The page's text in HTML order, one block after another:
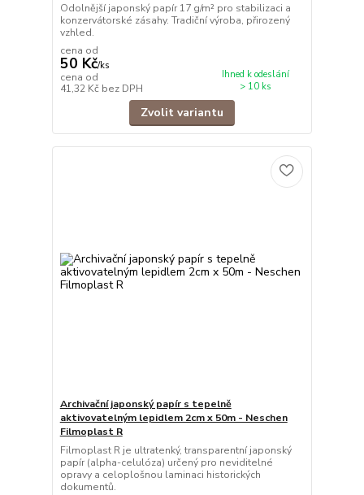
Odolnější japonský papír 17 g/m² pro stabilizaci a
konzervátorské zásahy. Tradiční výroba, přirozený
vzhled.
cena od
50 Kč/ks
cena od
41,32 Kč bez DPH
Ihned k odeslání
> 10 ks
Zvolit variantu
Archivační japonský papír s tepelně
aktivovatelným lepidlem 2cm x 50m - Neschen
Filmoplast R
Filmoplast R je ultratenký, transparentní japonský
papír (alpha-celulóza) určený pro neviditelné
opravy a celoplošnou laminaci historických
dokumentů.